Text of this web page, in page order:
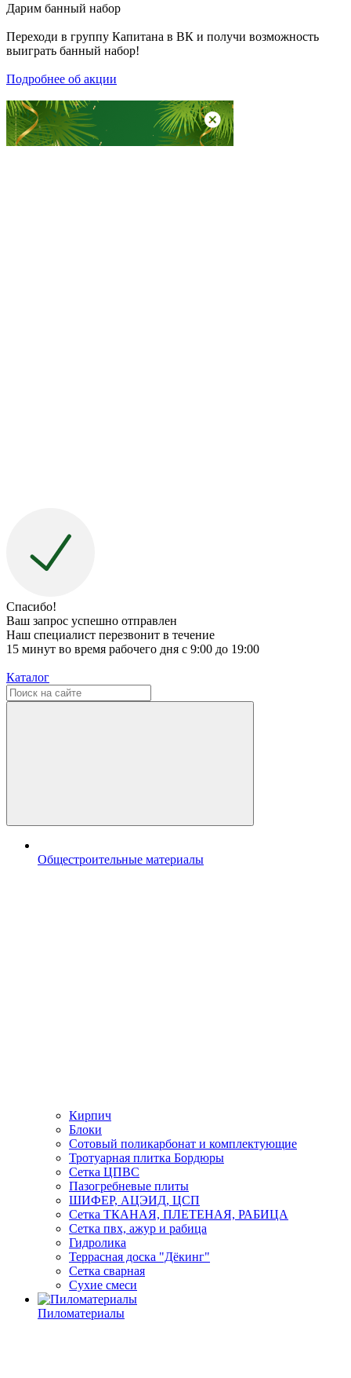
Дарим банный набор
Переходи в группу Капитана в ВК и получи возможность
выиграть банный набор!
Подробнее об акции
Спасибо!
Ваш запрос успешно отправлен
Наш специалист перезвонит в течение
15 минут во время рабочего дня с 9:00 до 19:00
Каталог
Общестроительные материалы
Кирпич
Блоки
Сотовый поликарбонат и комплектующие
Тротуарная плитка Бордюры
Сетка ЦПВС
Пазогребневые плиты
ШИФЕР, АЦЭИД, ЦСП
Сетка ТКАНАЯ, ПЛЕТЕНАЯ, РАБИЦА
Сетка пвх, ажур и рабица
Гидролика
Террасная доска "Дёкинг"
Сетка сварная
Сухие смеси
Пиломатериалы